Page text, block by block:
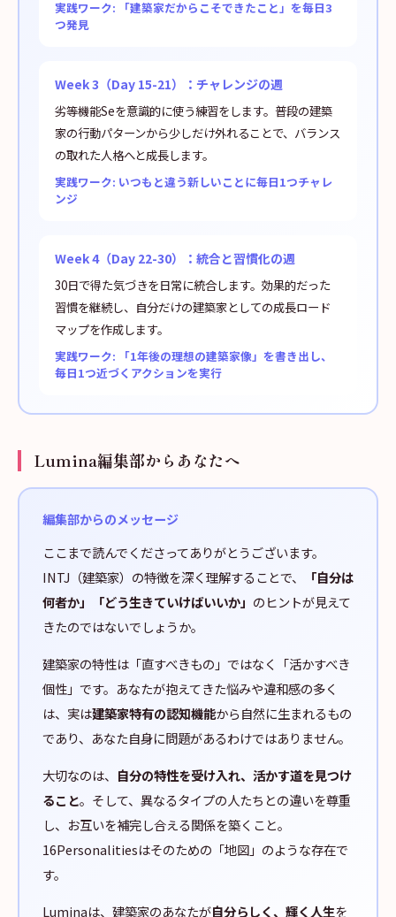
実践ワーク: 「建築家だからこそできたこと」を毎日3
つ発見
Week 3（Day 15-21）：チャレンジの週
劣等機能Seを意識的に使う練習をします。普段の建築
家の行動パターンから少しだけ外れることで、バランス
の取れた人格へと成長します。
実践ワーク: いつもと違う新しいことに毎日1つチャレ
ンジ
Week 4（Day 22-30）：統合と習慣化の週
30日で得た気づきを日常に統合します。効果的だった
習慣を継続し、自分だけの建築家としての成長ロード
マップを作成します。
実践ワーク: 「1年後の理想の建築家像」を書き出し、
毎日1つ近づくアクションを実行
Lumina編集部からあなたへ
編集部からのメッセージ
ここまで読んでくださってありがとうございます。
INTJ（建築家）の特徴を深く理解することで、
「自分は
何者か」「どう生きていけばいいか」 のヒントが見えて
きたのではないでしょうか。
建築家の特性は「直すべきもの」ではなく「活かすべき
個性」です。あなたが抱えてきた悩みや違和感の多く
は、実は建築家特有の認知機能から自然に生まれるもの
であり、あなた自身に問題があるわけではありません。
大切なのは、 自分の特性を受け入れ、活かす道を見つけ
ること。そして、異なるタイプの人たちとの違いを尊重
し、お互いを補完し合える関係を築くこと。
16Personalitiesはそのための「地図」のような存在で
す。
Luminaは、建築家のあなたが自分らしく、輝く人生を